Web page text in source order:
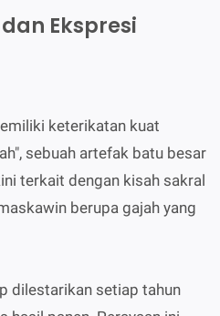
Ekspresi
keterikatan kuat
sebuah artefak batu besar
terkait dengan kisah sakral
berupa gajah yang
dilestarikan setiap tahun